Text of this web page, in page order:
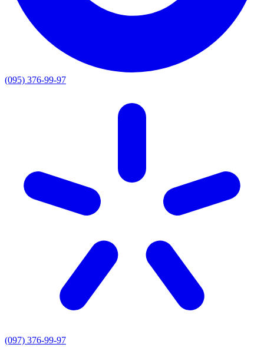
(095) 376-99-97
(097) 376-99-97